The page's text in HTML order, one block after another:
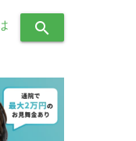
search